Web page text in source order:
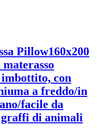
Pillow160x200
con
a freddo/in
facile da
graffi di animali